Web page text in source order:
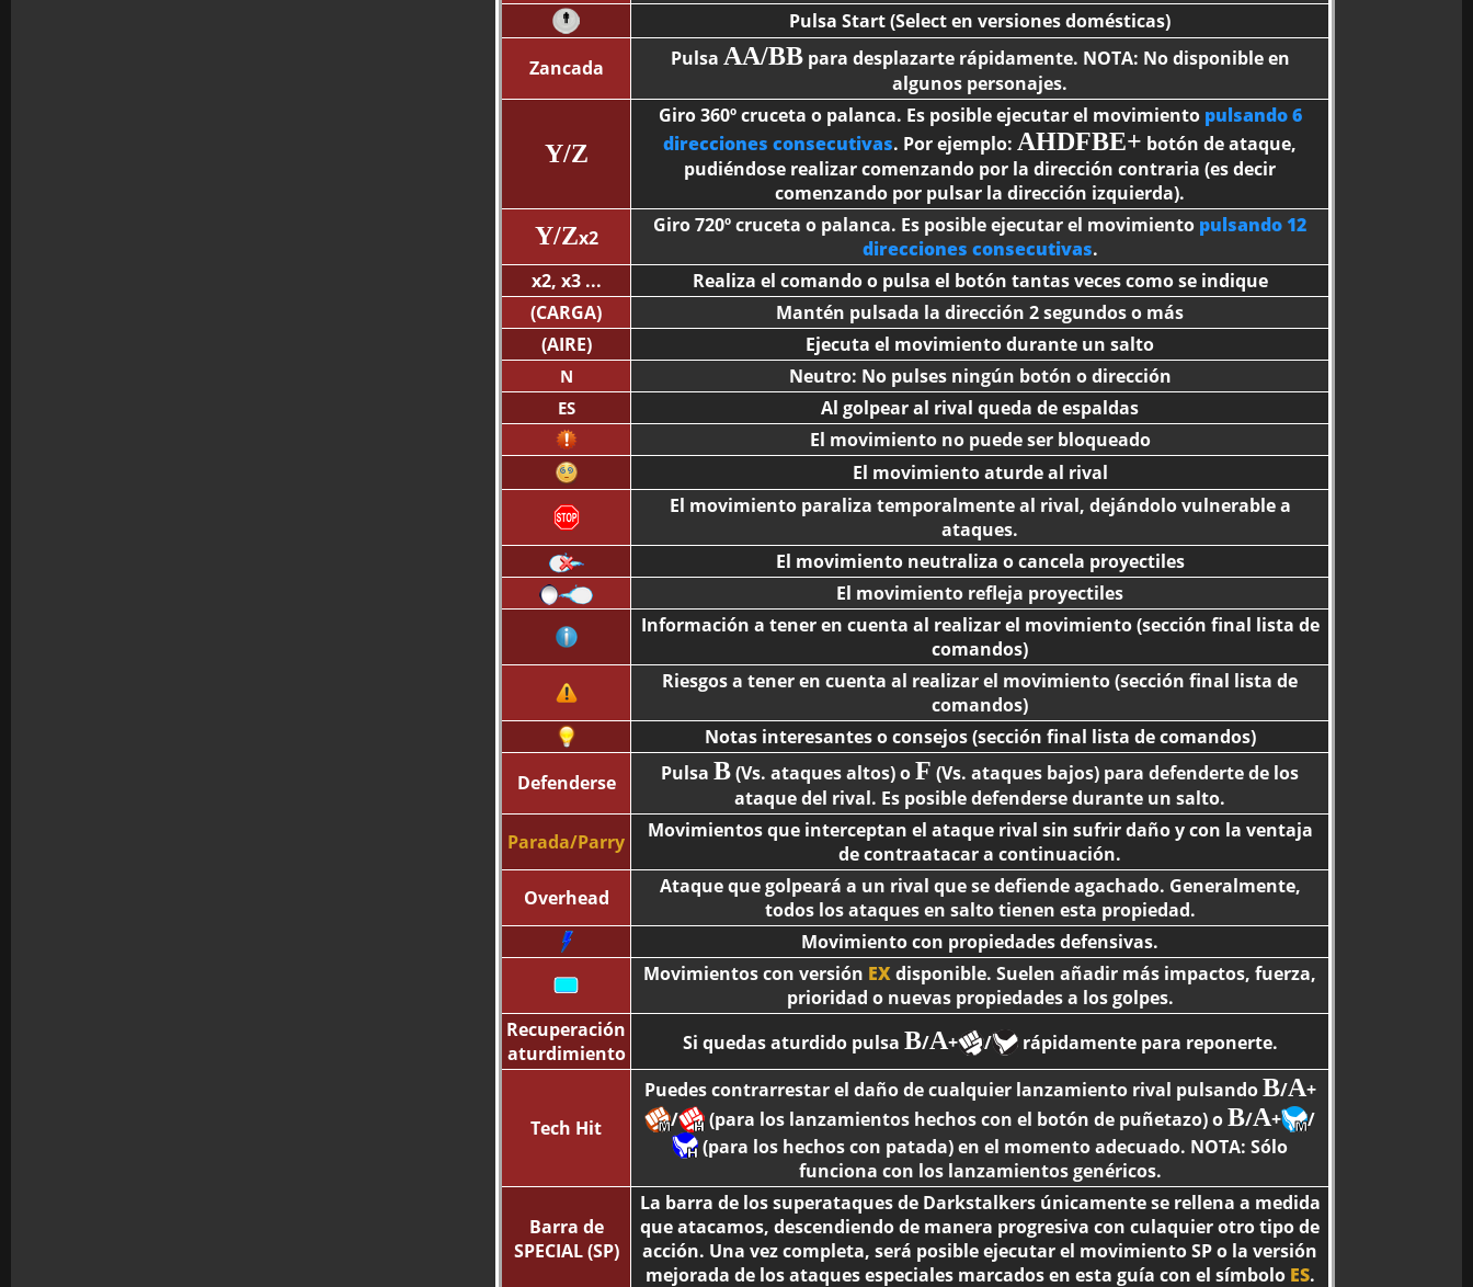
Pulsa Start (Select en versiones domésticas)
Zancada
Pulsa AA/BBpara desplazarte rápidamente. NOTA: No disponible en
algunos personajes.
Y/Z
Giro 360º cruceta o palanca. Es posible ejecutar el movimiento pulsando 6
direcciones consecutivas. Por ejemplo: AHDFBE+ botón de ataque,
pudiéndose realizar comenzando por la dirección contraria (es decir
comenzando por pulsar la dirección izquierda).
Y/Zx2
Giro 720º cruceta o palanca. Es posible ejecutar el movimiento pulsando 12
direcciones consecutivas.
x2, x3 ...
Realiza el comando o pulsa el botón tantas veces como se indique
(CARGA)
Mantén pulsada la dirección 2 segundos o más
(AIRE)
Ejecuta el movimiento durante un salto
N Neutro: No pulses ningún botón o dirección
ES
Al golpear al rival queda de espaldas
El movimiento no puede ser bloqueado
El movimiento aturde al rival
El movimiento paraliza temporalmente al rival, dejándolo vulnerable a
ataques.
El movimiento neutraliza o cancela proyectiles
El movimiento refleja proyectiles
Información a tener en cuenta al realizar el movimiento (sección final lista de
comandos)
Riesgos a tener en cuenta al realizar el movimiento (sección final lista de
comandos)
Notas interesantes o consejos (sección final lista de comandos)
Defenderse
Pulsa B(Vs. ataques altos) oF (Vs. ataques bajos) para defenderte de los
ataque del rival. Es posible defenderse durante un salto.
Parada/Parry
Movimientos que interceptan el ataque rival sin sufrir daño y con la ventaja
de contraatacar a continuación.
Overhead
Ataque que golpeará a un rival que se defiende agachado. Generalmente,
todos los ataques en salto tienen esta propiedad.
Movimiento con propiedades defensivas.
Movimientos con versión EXdisponible. Suelen añadir más impactos, fuerza,
prioridad o nuevas propiedades a los golpes.
Recuperación
aturdimiento
Si quedas aturdido pulsa B/A+ / rápidamente para reponerte.
Tech Hit
Puedes contrarrestar el daño de cualquier lanzamiento rival pulsandoB/A+
/
(para los lanzamientos hechos con el botón de puñetazo) oB/A+
/
(para los hechos con patada) en el momento adecuado. NOTA: Sólo
funciona con los lanzamientos genéricos.
Barra de
SPECIAL (SP)
La barra de los superataques de Darkstalkers únicamente se rellena a medida
que atacamos, descendiendo de manera progresiva con culaquier otro tipo de
acción. Una vez completa, será posible ejecutar el movimiento SP o la versión
mejorada de los ataques especiales marcados en esta guía con el símbolo ES.